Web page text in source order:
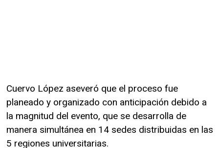
Cuervo López aseveró que el proceso fue
planeado y organizado con anticipación debido a
la magnitud del evento, que se desarrolla de
manera simultánea en 14 sedes distribuidas en las
5 regiones universitarias.